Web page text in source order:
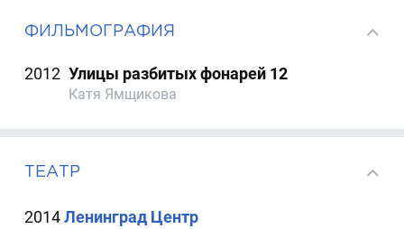
ФИЛЬМОГРАФИЯ
2012 Улицы разбитых фонарей 12
Катя Ямщикова
ТЕАТР
2014Ленинград Центр